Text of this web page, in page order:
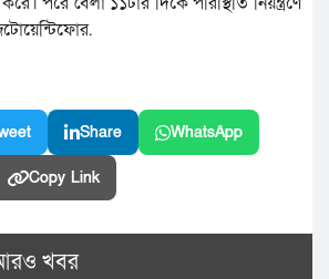
Share WhatsApp
Copy Link
খবর